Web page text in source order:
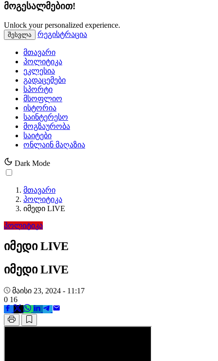
მოგესალმებით!
Unlock your personalized experience.
შესვლა რეგისტრაცია
მთავარი
პოლიტიკა
ეკლესია
გადაცემები
სპორტი
მსოფლიო
ისტორია
საინტერესო
მოგზაურობა
საიტები
ონლაინ მაღაზია
Dark Mode
მთავარი
პოლიტიკა
იმედი LIVE
პოლიტიკა
იმედი LIVE
იმედი LIVE
მაისი 23, 2024 - 11:17
0 16